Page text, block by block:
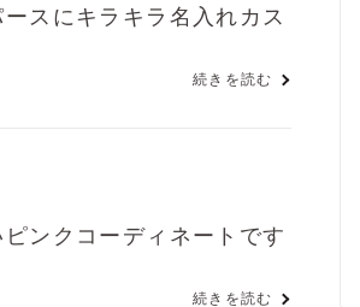
スにキラキラ名入れカス
続きを読む
ンクコーディネートです
続きを読む